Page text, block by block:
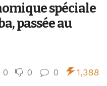
spéciale
passée au
0 0 0 1,388